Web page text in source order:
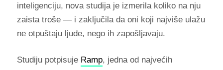
inteligenciju, nova studija je izmerila koliko na nju
zaista troše — i zaključila da oni koji najviše ulažu
ne otpuštaju ljude, nego ih zapošljavaju.
Studiju potpisuje Ramp, jedna od najvećih